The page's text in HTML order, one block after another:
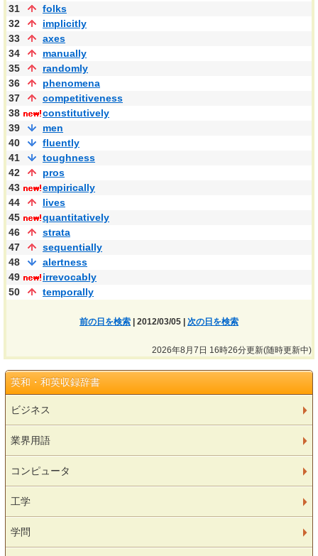
31
folks
32
implicitly
33
axes
34
manually
35
randomly
36
phenomena
37
competitiveness
38
constitutively
39
men
40
fluently
41
toughness
42
pros
43
empirically
44
lives
45
quantitatively
46
strata
47
sequentially
48
alertness
49
irrevocably
50
temporally
前の日を検索 | 2012/03/05 | 次の日を検索
2026年8月7日 16時26分更新(随時更新中)
英和・和英収録辞書
ビジネス
業界用語
コンピュータ
工学
学問